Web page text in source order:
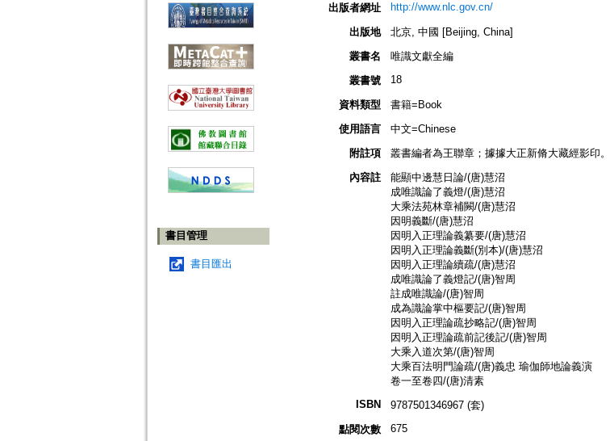
書目管理
書目匯出
出版者網址
http://www.nlc.gov.cn/
出版地
北京, 中國 [Beijing, China]
叢書名
唯識文獻全編
叢書號
18
資料類型
書籍=Book
使用語言
中文=Chinese
附註項
叢書編者為王聯章；據據大正新脩大藏經影印。
內容註
能顯中邊慧日論/(唐)慧沼
成唯識論了義燈/(唐)慧沼
大乘法苑林章補闕/(唐)慧沼
因明義斷/(唐)慧沼
因明入正理論義纂要/(唐)慧沼
因明入正理論義斷(別本)/(唐)慧沼
因明入正理論續疏/(唐)慧沼
成唯識論了義燈記/(唐)智周
註成唯識論/(唐)智周
成為識論掌中樞要記/(唐)智周
因明入正理論疏抄略記/(唐)智周
因明入正理論疏前記後記/(唐)智周
大乘入道次第/(唐)智周
大乘百法明門論疏/(唐)義忠 瑜伽師地論義演
卷一至卷四/(唐)清素
ISBN
9787501346967 (套)
點閱次數
675